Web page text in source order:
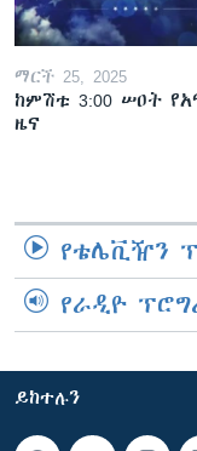
ማርች 25, 2025
ከምሽቱ 3:00 ሠዐት
ዜና
የቴሌቪዥን
የራዲዮ
ይከተሉን